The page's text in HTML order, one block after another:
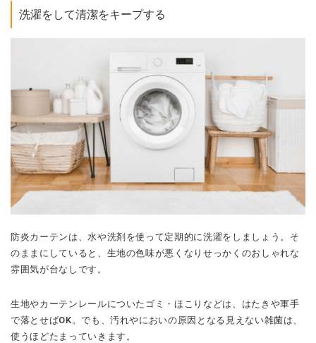
洗濯をして清潔をキープする
防炎カーテンは、水や洗剤を使って定期的に洗濯をしましょう。そ
のままにしていると、生地の色味が悪くなりせっかくのおしゃれな
雰囲気が台なしです。
生地やカーテンレールについたゴミ・ほこりなどは、はたきや軍手
で落とせばOK。でも、汚れやにおいの原因となる見えない雑菌は、
使うほどたまっていきます。